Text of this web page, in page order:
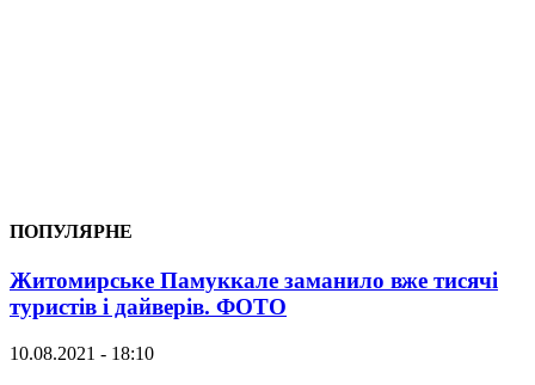
ПОПУЛЯРНЕ
Житомирське Памуккале заманило вже тисячі
туристів і дайверів. ФОТО
10.08.2021 - 18:10